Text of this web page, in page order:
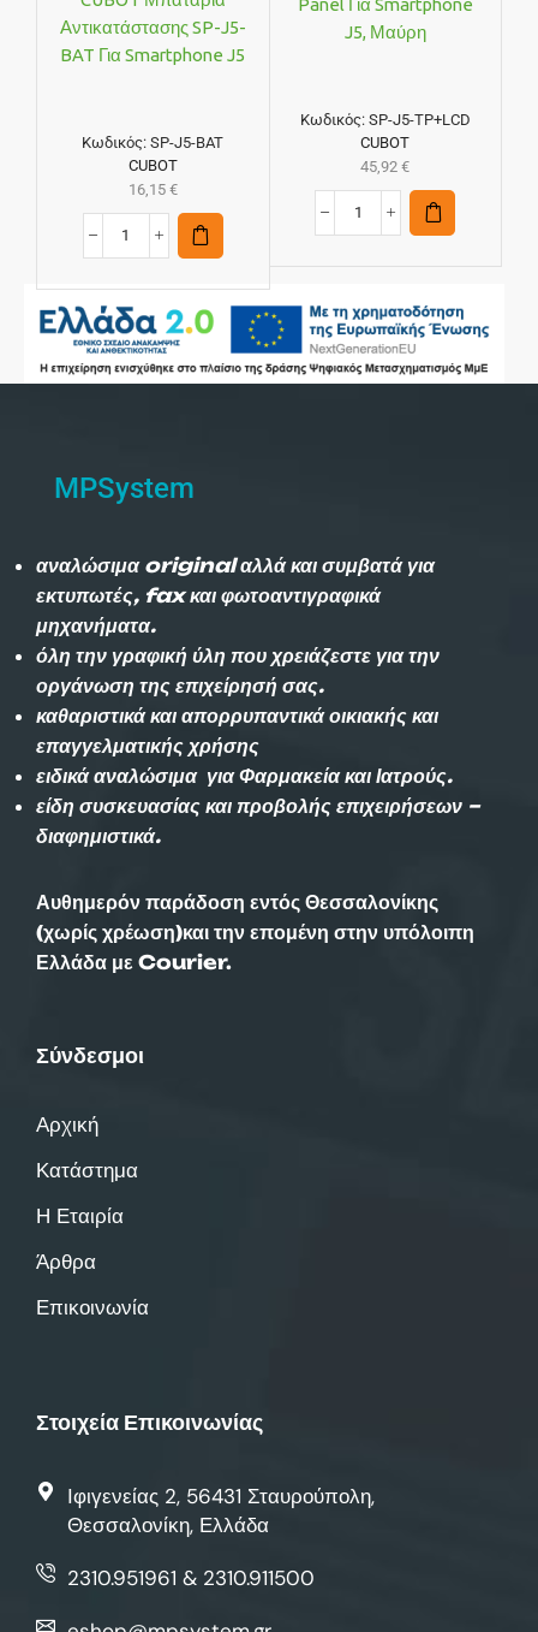
Αντικατάστασης SP-J5-
BAT Για Smartphone J5
Κωδικός:SP-J5-BAT
CUBOT
16,15 €
Panel Για Smartphone
J5, Μαύρη
Κωδικός: SP-J5-TP+LCD
CUBOT
45,92€
MPSystem
αναλώσιμα original αλλά και συμβατά για
εκτυπωτές, fax και φωτοαντιγραφικά
μηχανήματα.
όλη την γραφική ύλη που χρειάζεστε για την
οργάνωση της επιχείρησή σας.
καθαριστικά και απορρυπαντικά οικιακής και
επαγγελματικής χρήσης
ειδικά αναλώσιμα για Φαρμακεία και Ιατρούς.
είδη συσκευασίας και προβολής επιχειρήσεων –
διαφημιστικά.
Αυθημερόν παράδοση εντός Θεσσαλονίκης
(χωρίς χρέωση)και την επομένη στην υπόλοιπη
Ελλάδα με Courier.
Σύνδεσμοι
Αρχική
Κατάστημα
Η Εταιρία
Άρθρα
Επικοινωνία
Στοιχεία Επικοινωνίας
Ιφιγενείας 2, 56431 Σταυρούπολη,
Θεσσαλονίκη, Ελλάδα
2310.951961 & 2310.911500